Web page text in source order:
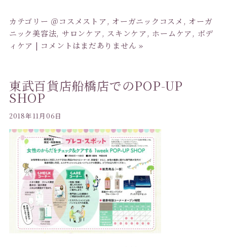
カテゴリー ＠コスメストア, オーガニックコスメ , オーガ
ニック美容法, サロンケア, スキンケア, ホームケア, ボデ
ィケア | コメントはまだありません »
東武百貨店船橋店でのPOP-UP
SHOP
2018年11月06日